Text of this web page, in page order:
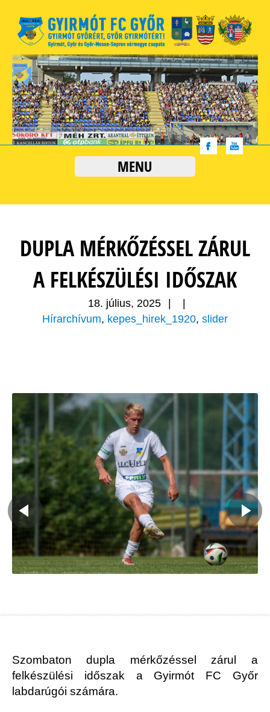
MENU
DUPLA MÉRKŐZÉSSEL ZÁRUL
A FELKÉSZÜLÉSI IDŐSZAK
18. július, 2025
Hírarchívum, kepes_hirek_1920, slider
Szombaton dupla mérkőzéssel zárul a
felkészülési időszak a Gyirmót FC Győr
labdarúgói számára.